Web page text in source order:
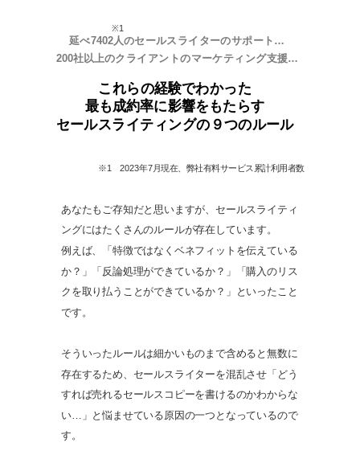
延べ7402人のセールスライターのサポート…
200社以上のクライアントのマーケティング支援…
これらの経験でわかった
最も成約率に影響をもたらす
セールスライティングの９つのルール
あなたもご存知だと思いますが、セールスライティ
ングにはたくさんのルールが存在しています。
例えば、「特徴ではなくベネフィットを伝えている
か？」「反論処理ができているか？」「購入のリス
クを取り払うことができているか？」といったこと
です。
そういったルールは細かいものまで含めると無数に
存在するため、セールスライターを混乱させ「どう
すれば売れるセールスコピーを書けるのかわからな
い…」と悩ませている原因の一つとなっているので
す。
※1 2023年7月現在、 弊社有料サービス累計利用者数
※1